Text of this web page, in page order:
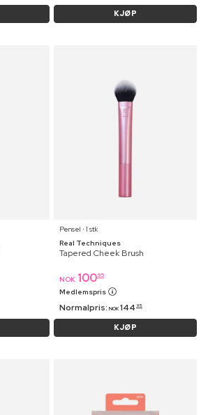
KJØP
Pensel ⋅ 1 stk
Real Techniques
Tapered Cheek Brush
NOK 10095
Medlemspris
Normalpris: NOK 144 95
KJØP